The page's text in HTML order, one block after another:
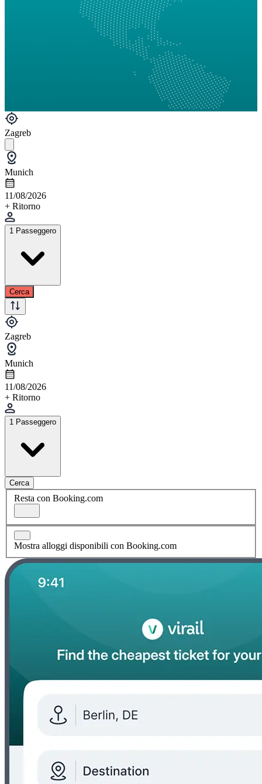
Zagreb
Munich
11/08/2026
+ Ritorno
1 Passeggero
Cerca
Zagreb
Munich
11/08/2026
+ Ritorno
1 Passeggero
Cerca
Resta con Booking.com
Mostra alloggi disponibili con Booking.com